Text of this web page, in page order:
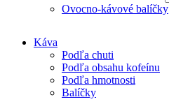
Ovocno-kávové balíčky
Káva
Podľa chuti
Podľa obsahu kofeínu
Podľa hmotnosti
Balíčky